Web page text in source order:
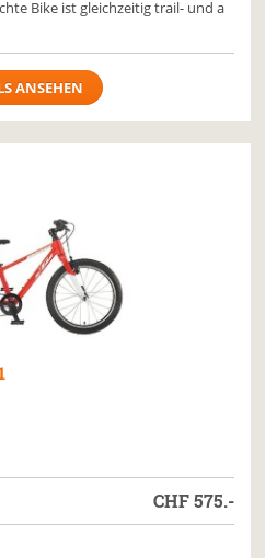
Bike ist gleichzeitig trail- und a
ANSEHEN
CHF575.-